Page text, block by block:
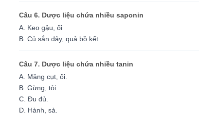
Câu 6. Dược liệu chứa nhiều saponin
A. Keo gậu, ổi
B. Củ sắn dây, quả bồ kết.
Câu 7. Dược liệu chứa nhiều tanin
A. Măng cụt, ổi.
B. Gừng, tỏi.
C. Đu đủ.
D. Hành, sả.